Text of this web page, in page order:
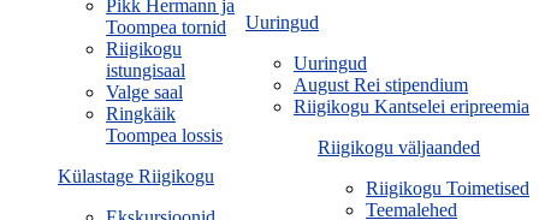
Uuringud
Uuringud
August Rei stipendium
Riigikogu Kantselei eripreemia
Riigikogu väljaanded
Riigikogu Toimetised
Teemalehed
Pikk Hermann ja
Toompea tornid
Riigikogu
istungisaal
Valge saal
Ringkäik
Toompea lossis
Külastage Riigikogu